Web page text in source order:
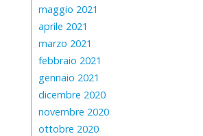
maggio 2021
aprile 2021
marzo 2021
febbraio 2021
gennaio 2021
dicembre 2020
novembre 2020
ottobre 2020